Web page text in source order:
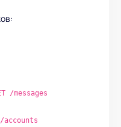
/messages
/accounts